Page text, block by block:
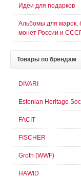
Идеи для подарков
Альбомы для марок,
монет России и
Товары по брендам
DIVARI
Estonian Heritage
FACIT
FISCHER
Groth (WWF)
HAWID